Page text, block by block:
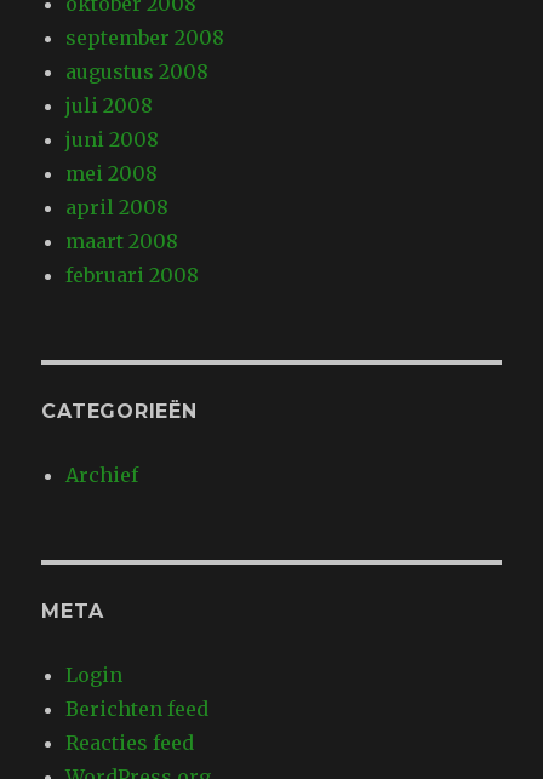
september 2008
augustus 2008
juli 2008
juni 2008
mei 2008
april 2008
maart 2008
februari 2008
CATEGORIEËN
Archief
META
Login
Berichten feed
Reacties feed